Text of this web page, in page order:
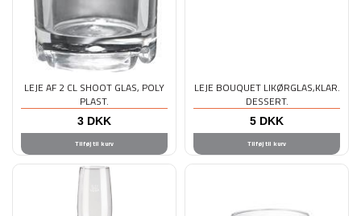
LEJE AF 2 CL SHOOT GLAS, POLY
PLAST.
3 DKK
Tilføj til kurv
LEJE BOUQUET LIKØRGLAS,KLAR.
DESSERT.
5 DKK
Tilføj til kurv